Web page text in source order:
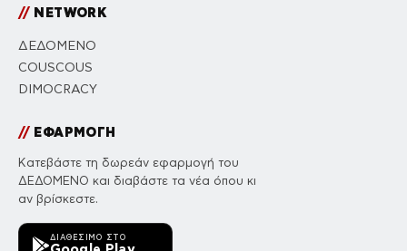
//NETWORK
ΔΕΔΟΜΕΝΟ
COUSCOUS
DIMOCRACY
//ΕΦΑΡΜΟΓΗ
Κατεβάστε τη δωρεάν εφαρμογή του
ΔΕΔΟΜΕΝΟ και διαβάστε τα νέα όπου κι
αν βρίσκεστε.
ΔΙΑΘΈΣΙΜΟ ΣΤΟ